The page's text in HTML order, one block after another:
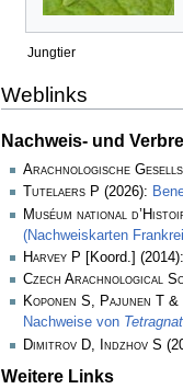
Jungtier
Weblinks
Nachweis- und
Arachnologische
Tutelaers P (2026):
Muséum national
(Nachweiskarten
Harvey P [Koord.] (2014):
Czech Arachnological
Koponen S, Pajunen T
Nachweise von
Dimitrov D, Indzhov S
Weitere Links